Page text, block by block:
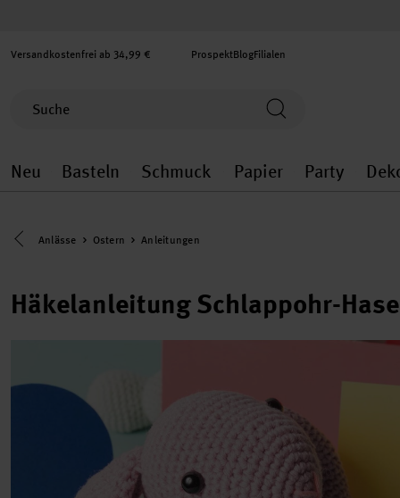
Versandkostenfrei ab 34,99 € ProspektBlogFilialen
Neu
Neu general.openMenu
Basteln
Basteln general.openMenu
Schmuck
Schmuck
Papier
Papier
Party
Eine Kategorie zurück navigieren
Anlässe Ostern Anleitungen
Häkelanleitung Schlappohr-Hase